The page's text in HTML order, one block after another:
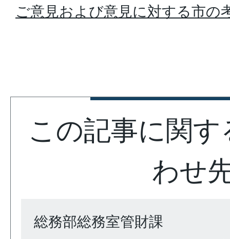
ご意見および意見に対する市の
この記事に関
わせ
総務部総務室管財課